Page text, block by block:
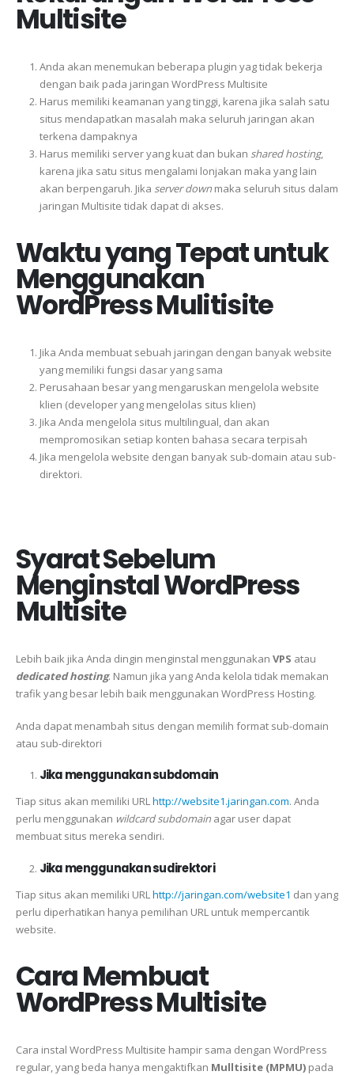
Multisite
Anda akan menemukan beberapa plugin yag tidak bekerja
dengan baik pada jaringan WordPress Multisite
Harus memiliki keamanan yang tinggi, karena jika salah satu
situs mendapatkan masalah maka seluruh jaringan akan
terkena dampaknya
Harus memiliki server yang kuat dan bukan shared hosting,
karena jika satu situs mengalami lonjakan maka yang lain
akan berpengaruh. Jika server downmaka seluruh situs dalam
jaringan Multisite tidak dapat di akses.
Waktu yang Tepat untuk
Menggunakan
WordPress Mulitisite
Jika Anda membuat sebuah jaringan dengan banyak website
yang memiliki fungsi dasar yang sama
Perusahaan besar yang mengaruskan mengelola website
klien (developer yang mengelolas situs klien)
Jika Anda mengelola situs multilingual, dan akan
mempromosikan setiap konten bahasa secara terpisah
Jika mengelola website dengan banyak sub-domain atau sub-
direktori.
Syarat Sebelum
Menginstal WordPress
Multisite
Lebih baik jika Anda dingin menginstal menggunakan VPS atau
dedicated hosting. Namun jika yang Anda kelola tidak memakan
trafik yang besar lebih baik menggunakan WordPress Hosting.
Anda dapat menambah situs dengan memilih format sub-domain
atau sub-direktori
Jika menggunakan subdomain
Tiap situs akan memiliki URLhttp://website1.jaringan.com. Anda
perlu menggunakan wildcard subdomain agar user dapat
membuat situs mereka sendiri.
Jika menggunakan sudirektori
Tiap situs akan memiliki URL http://jaringan.com/website1 dan yang
perlu diperhatikan hanya pemilihan URL untuk mempercantik
website.
Cara Membuat
WordPress Multisite
Cara instal WordPress Multisite hampir sama dengan WordPress
regular, yang beda hanya mengaktifkan Mulltisite (MPMU) pada